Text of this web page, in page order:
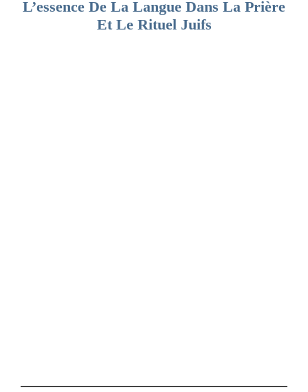
L’essence De La Langue Dans La Prière
Et Le Rituel Juifs